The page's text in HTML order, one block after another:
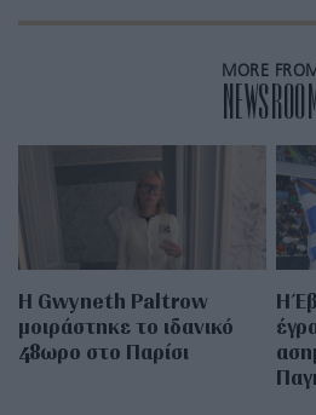
MORE FROM
NEWSROOM
Η Gwyneth Paltrow
μοιράστηκε το ιδανικό
48ωρο στο Παρίσι
Η